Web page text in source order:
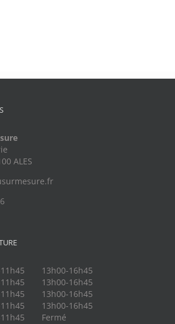
ALES
13h00-16h45
13h00-16h45
13h00-16h45
13h00-16h45
Fermé